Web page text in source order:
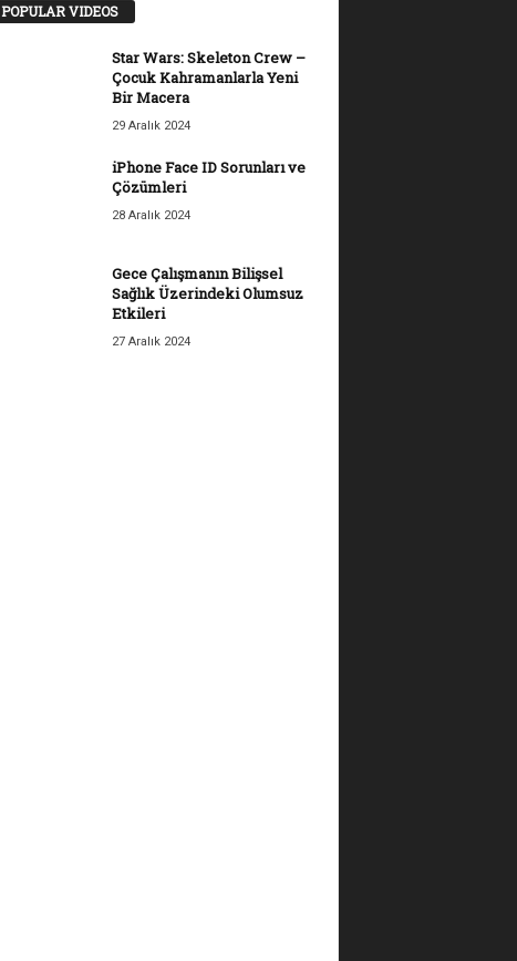
POPULAR VIDEOS
Star Wars: Skeleton Crew –
Çocuk Kahramanlarla Yeni
Bir Macera
29 Aralık 2024
iPhone Face ID Sorunları ve
Çözümleri
28 Aralık 2024
Gece Çalışmanın Bilişsel
Sağlık Üzerindeki Olumsuz
Etkileri
27 Aralık 2024